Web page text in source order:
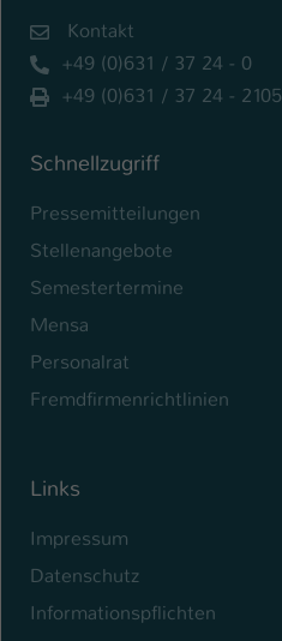
Kontakt
+49 (0)631 / 37 24 - 0
+49 (0)631 / 37 24 - 2105
Schnellzugriff
Pressemitteilungen
Stellenangebote
Semestertermine
Mensa
Personalrat
Fremdfirmenrichtlinien
Links
Impressum
Datenschutz
Informationspflichten